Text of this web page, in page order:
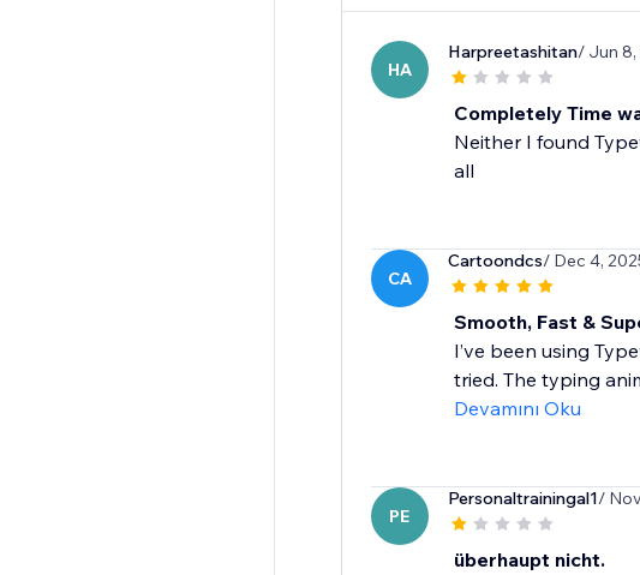
HA
Harpreetashitan/ Jun 8,
Completely Time
Neither I found
all
CA
Cartoondcs/ Dec 4,
Smooth, Fast &
I’ve been using
tried. The typing
Devamını Oku
PE
Personaltrainingal1/
überhaupt nicht.